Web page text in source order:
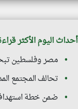
أحداث اليوم الأكثر
مصر وفلسطين
تحالف المجتمع
ضمن خطة